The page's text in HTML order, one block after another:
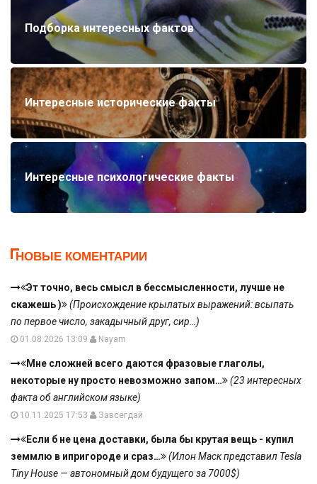
Подборка интересных фактов
Интересные исторические факты
Интересные психологические факты
НОВЫЕ КОМЕНТАРИИ
Эт точно, весь смысл в бессмысленности, лучше не
скажешь )
(Происхождение крылатых выражений: всыпать
по первое число, закадычный друг, сир…)
01.08.2026 13:09 Nayam
Мне сложней всего даются фразовые глаголы,
некоторые ну просто невозможно запом…
(23 интересных
факта об английском языке)
10.11.2025 17:53 Завсегдай
Если б не цена доставки, была бы крутая вещь - купил
земмлю в ипригороде и сраз…
(Илон Маск представил Tesla
Tiny House — автономный дом будущего за 7000$)